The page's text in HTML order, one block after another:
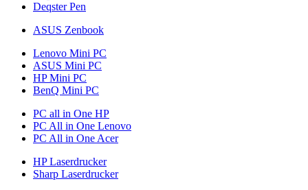
Deqster Pen
ASUS Zenbook
Lenovo Mini PC
ASUS Mini PC
HP Mini PC
BenQ Mini PC
PC all in One HP
PC All in One Lenovo
PC All in One Acer
HP Laserdrucker
Sharp Laserdrucker